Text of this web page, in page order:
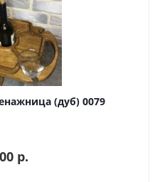
(дуб) 0079
p.